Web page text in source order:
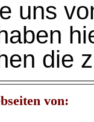
uns
die
von: